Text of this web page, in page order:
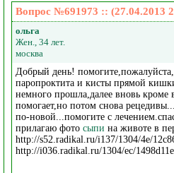
Вопрос №691973 :: (27.04.2013
ольга
Жен., 34 лет.
москва
Добрый день!
паропроктита и кисты прямой
немного прошла,далее вновь кроме
помогает,но потом снова
по-новой...помогите с
прилагаю фото сыпи на животе в
http://s52.radikal.ru/i137/1304/4e/
http://i036.radikal.ru/1304/ec/